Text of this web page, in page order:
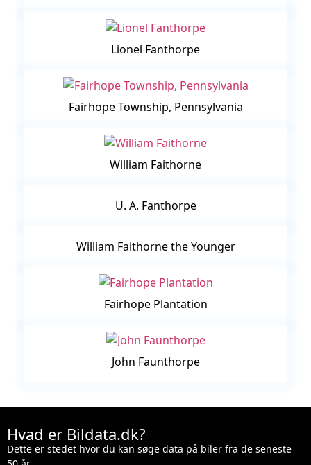
Lionel Fanthorpe
Fairhope Township, Pennsylvania
William Faithorne
U. A. Fanthorpe
William Faithorne the Younger
Fairhope Plantation
John Faunthorpe
Hvad er Bildata.dk?
Dette er stedet hvor du kan søge data på biler fra de seneste